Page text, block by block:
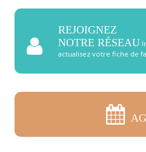
REJOIGNEZ
NOTRE RÉSEAU
actualisez votre fiche de